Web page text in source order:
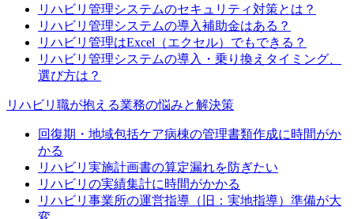
リハビリ管理システムのセキュリティ対策とは？
リハビリ管理システムの導入補助金はある？
リハビリ管理はExcel（エクセル）でもできる？
リハビリ管理システムの導入・乗り換えタイミング、
選び方は？
リハビリ職が抱える業務の悩みと解決策
回復期・地域包括ケア病棟の管理書類作成に時間がか
かる
リハビリ実施計画書の算定漏れを防ぎたい
リハビリの実績集計に時間がかかる
リハビリ事業所の運営指導（旧：実地指導）準備が大